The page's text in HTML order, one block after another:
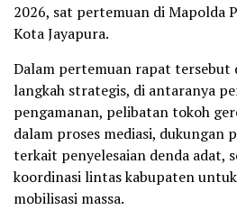
2026, sat pertemuan di Mapolda
Kota Jayapura.
Dalam pertemuan rapat tersebut
langkah strategis, di antaranya
pengamanan, pelibatan tokoh
dalam proses mediasi, dukungan
terkait penyelesaian denda adat,
koordinasi lintas kabupaten
mobilisasi massa.